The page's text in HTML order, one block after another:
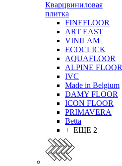
Кварцвиниловая
плитка
FINEFLOOR
ART EAST
VINILAM
ECOCLICK
AQUAFLOOR
ALPINE FLOOR
IVC
Made in Belgium
DAMY FLOOR
ICON FLOOR
PRIMAVERA
Betta
+ ЕЩЕ 2